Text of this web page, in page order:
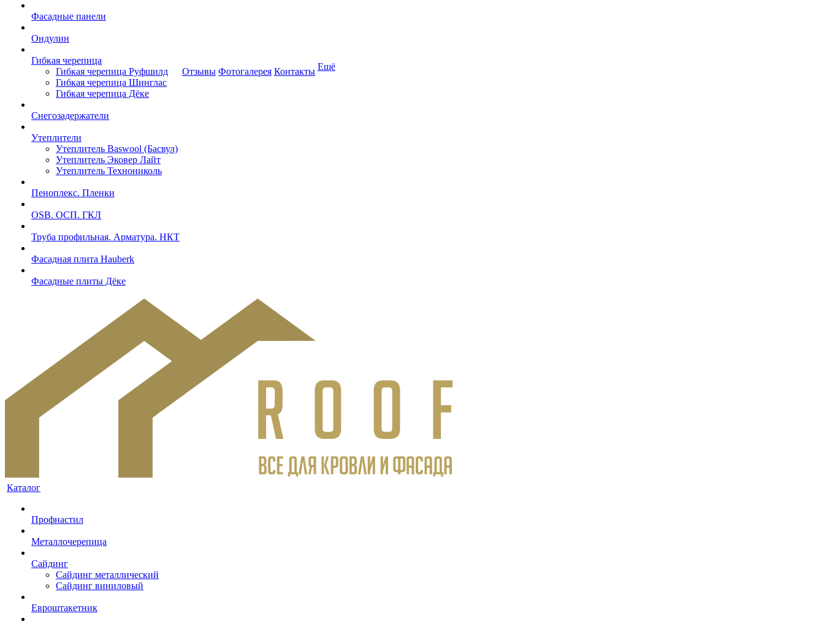
Фасадные панели
Ондулин
Гибкая черепица
Гибкая черепица Руфшилд
Гибкая черепица Шинглас
Гибкая черепица Дёке
Снегозадержатели
Утеплители
Утеплитель Baswool (Басвул)
Утеплитель Эковер Лайт
Утеплитель Технониколь
Пеноплекс. Пленки
OSB. ОСП. ГКЛ
Труба профильная. Арматура. НКТ
Фасадная плита Hauberk
Фасадные плиты Дёке
Отзывы Фотогалерея Контакты Ещё
Каталог
Профнастил
Металлочерепица
Сайдинг
Сайдинг металлический
Сайдинг виниловый
Евроштакетник